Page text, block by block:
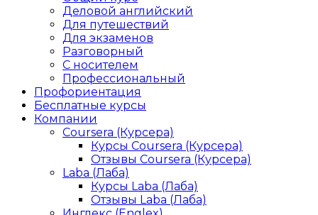
Деловой английский
Для путешествий
Для экзаменов
Разговорный
С носителем
Профессиональный
Профориентация
Бесплатные курсы
Компании
Coursera (Курсера)
Курсы Coursera (Курсера)
Отзывы Coursera (Курсера)
Laba (Лаба)
Курсы Laba (Лаба)
Отзывы Laba (Лаба)